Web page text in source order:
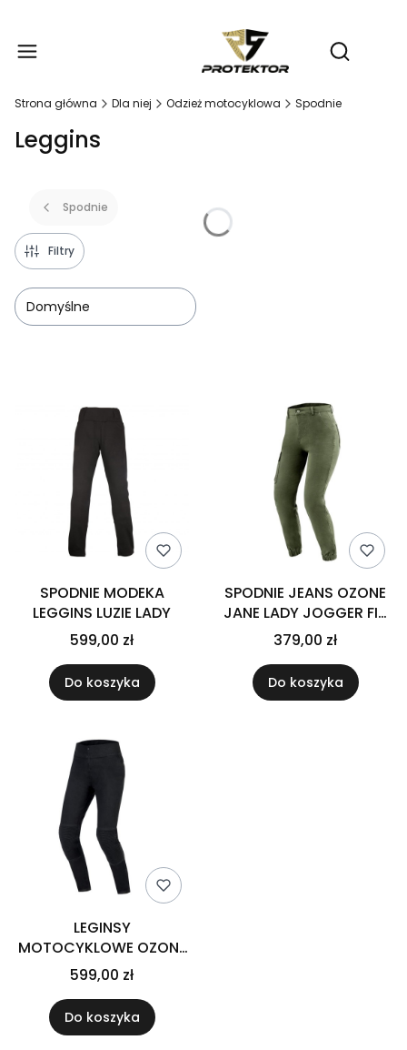
Otwórz
Strona główna Dla niej Odzież motocyklowa Spodnie
Leggins
Spodnie
Filtry
Domyślne
SPODNIE MODEKA
LEGGINS LUZIE LADY
599,00 zł
Do koszyka
SPODNIE JEANS OZONE
JANE LADY JOGGER FIT
OLIVE
379,00 zł
Do koszyka
LEGINSY
MOTOCYKLOWE OZONE
CHICA LADY BLACK
599,00 zł
Do koszyka